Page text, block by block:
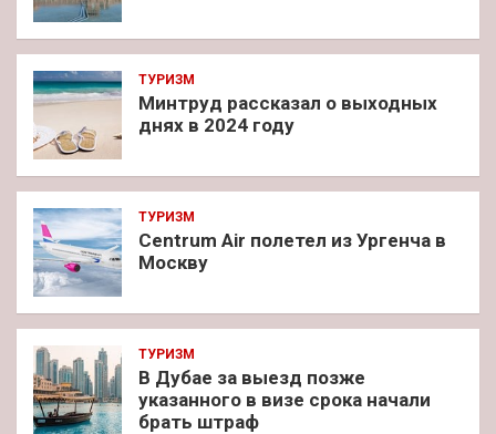
ТУРИЗМ
Минтруд рассказал о выходных
днях в 2024 году
ТУРИЗМ
Centrum Air полетел из Ургенча в
Москву
ТУРИЗМ
В Дубае за выезд позже
указанного в визе срока начали
брать штраф